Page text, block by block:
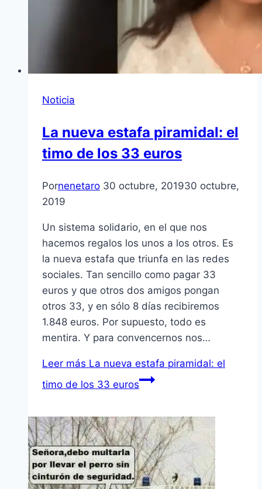
Noticia
La nueva estafa piramidal: el
timo de los 33 euros
Pornenetaro 30 octubre, 201930 octubre,
2019
Un sistema solidario, en el que nos
hacemos regalos los unos a los otros. Es
la nueva estafa que triunfa en las redes
sociales. Tan sencillo como pagar 33
euros y que otros dos amigos pongan
otros 33, y en sólo 8 días recibiremos
1.848 euros. Por supuesto, todo es
mentira. Y para convencernos nos…
Leer más La nueva estafa piramidal: el
timo de los 33 euros